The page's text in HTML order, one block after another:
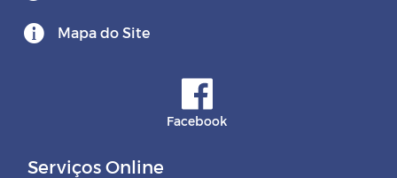
Mapa do Site
Facebook
Serviços Online